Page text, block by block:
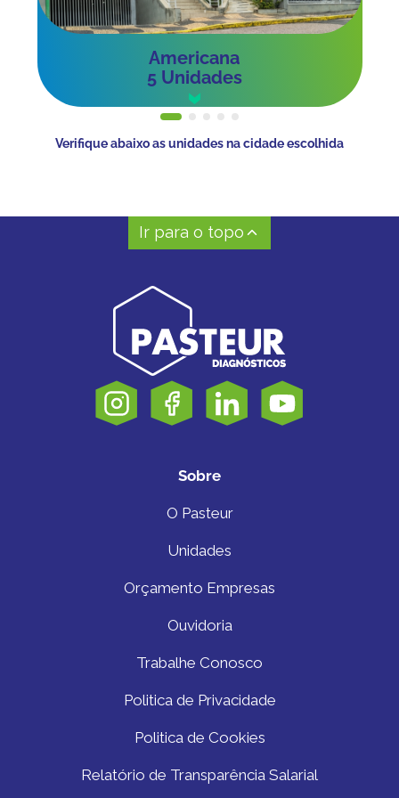
Americana
5 Unidades
Verifique abaixo as unidades na cidade escolhida
Ir para o topo
Sobre
O Pasteur
Unidades
Orçamento Empresas
Ouvidoria
Trabalhe Conosco
Politica de Privacidade
Politica de Cookies
Relatório de Transparência Salarial